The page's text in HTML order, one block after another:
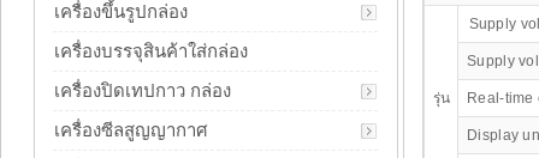
รุ่น
Supply
Supply
Real-time
Display
เครื่องขึ้นรูปกล่อง
เครื่องบรรจุสินค้าใส่กล่อง
เครื่องปิดเทปกาว กล่อง
เครื่องซีลสูญญากาศ